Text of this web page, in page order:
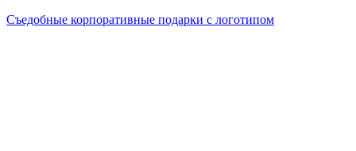
Съедобные корпоративные подарки с логотипом